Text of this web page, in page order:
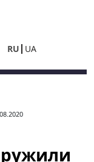
RU UA